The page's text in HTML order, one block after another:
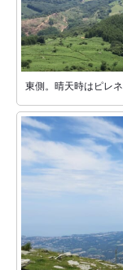
東側。晴天時はピレ